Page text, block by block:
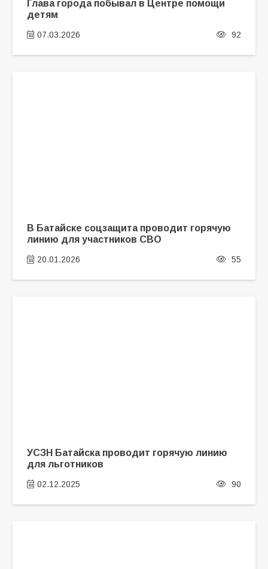
Глава города побывал в Центре помощи
детям
07.03.2026 92
В Батайске соцзащита проводит горячую
линию для участников СВО
20.01.2026 55
УСЗН Батайска проводит горячую линию
для льготников
02.12.2025 90